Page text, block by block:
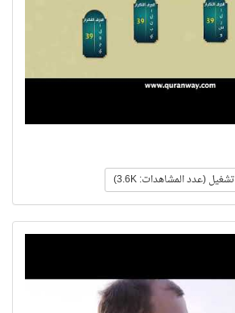
تشغيل (عدد المشاهدات: 3.6K)